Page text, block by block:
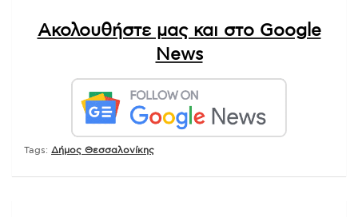
Ακολουθήστε μας και στο Google
News
Tags: Δήμος Θεσσαλονίκης